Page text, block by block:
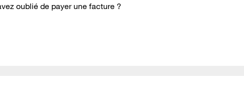
oublié de payer une facture ?